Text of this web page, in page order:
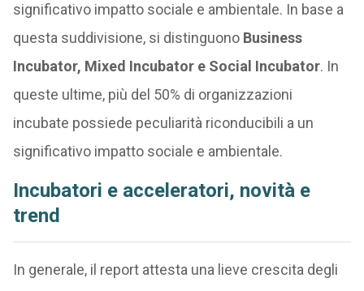
significativo impatto sociale e ambientale. In base a
questa suddivisione, si distinguono Business
Incubator, Mixed Incubator e Social Incubator. In
queste ultime, più del 50% di organizzazioni
incubate possiede peculiarità riconducibili a un
significativo impatto sociale e ambientale.
Incubatori e acceleratori, novità e
trend
In generale, il report attesta una lieve crescita degli